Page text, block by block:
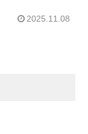
2025.11.08